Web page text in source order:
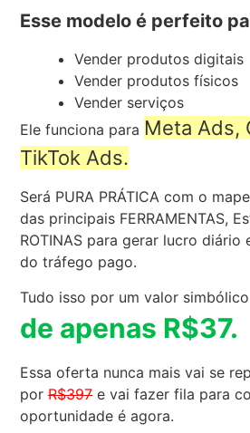
Esse modelo é perfeito
Vender produtos digitais
Vender produtos físicos
Vender serviços
Ele funciona para Meta Ads,
TikTok Ads.
Será PURA PRÁTICA com o
das principais FERRAMENTAS,
ROTINAS para gerar lucro diário
do tráfego pago.
Tudo isso por um valor
de apenas R$37.
Essa oferta nunca mais vai se
por R$397 e vai fazer fila para
oportunidade é agora.